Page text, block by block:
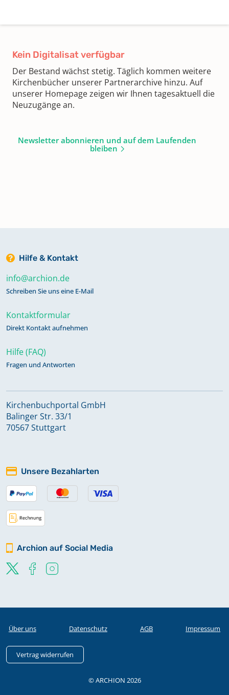
Kein Digitalisat verfügbar
Der Bestand wächst stetig. Täglich kommen weitere
Kirchenbücher unserer Partnerarchive hinzu. Auf
unserer Homepage zeigen wir Ihnen tagesaktuell die
Neuzugänge an.
Newsletter abonnieren und auf dem Laufenden
bleiben
Hilfe & Kontakt
info@archion.de
Schreiben Sie uns eine E-Mail
Kontaktformular
Direkt Kontakt aufnehmen
Hilfe (FAQ)
Fragen und Antworten
Kirchenbuchportal GmbH
Balinger Str. 33/1
70567 Stuttgart
Unsere Bezahlarten
Archion auf Social Media
Über uns Datenschutz AGB Impressum
Vertrag widerrufen
© ARCHION 2026